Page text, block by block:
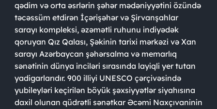
qədim və orta əsrlərin şəhər mədəniyyətini özündə
təcəssüm etdirən İçərişəhər və Şirvanşahlar
sarayı kompleksi, əzəmətli ruhunu indiyədək
qoruyan Qız Qalası, Şəkinin tarixi mərkəzi və Xan
sarayı Azərbaycan şəhərsalma və memarlıq
sənətinin dünya inciləri sırasında layiqli yer tutan
yadigarlarıdır. 900 illiyi UNESCO çərçivəsində
yubileyləri keçirilən böyük şəxsiyyətlər siyahısına
daxil olunan qüdrətli sənətkar Əcəmi Naxçıvaninin